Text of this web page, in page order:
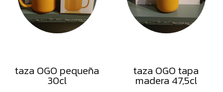
FRUTOS
SECOS
SAL
HARINAS
ACEITES
taza OGO pequeña
30cl
taza OGO tapa
madera 47,5cl